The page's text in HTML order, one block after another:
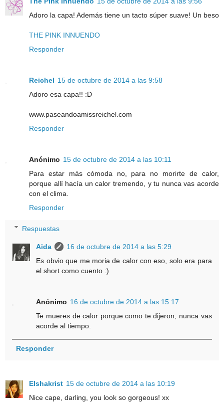
Adoro la capa! Además tiene un tacto súper suave! Un beso
THE PINK INNUENDO
Responder
Reichel 15 de octubre de 2014 a las 9:58
Adoro esa capa!! :D
www.paseandoamissreichel.com
Responder
Anónimo 15 de octubre de 2014 a las 10:11
Para estar más cómoda no, para no morirte de calor,
porque allí hacía un calor tremendo, y tu nunca vas acorde
con el clima.
Responder
Respuestas
Aida
16 de octubre de 2014 a las 5:29
Es obvio que me moria de calor con eso, solo era para
el short como cuento :)
Anónimo 16 de octubre de 2014 a las 15:17
Te mueres de calor porque como te dijeron, nunca vas
acorde al tiempo.
Responder
Elshakrist 15 de octubre de 2014 a las 10:19
Nice cape, darling, you look so gorgeous! xx